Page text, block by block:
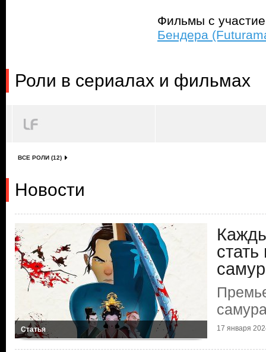
Фильмы с
Бендера
Роли в сериалах и фильмах
ВСЕ РОЛИ (12)
Новости
Статья 17 января